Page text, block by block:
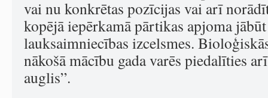
vai nu konkrētas pozīcijas vai arī
kopējā iepērkamā pārtikas apjoma
lauksaimniecības izcelsmes.
nākošā mācību gada varēs piedalīties
auglis”.